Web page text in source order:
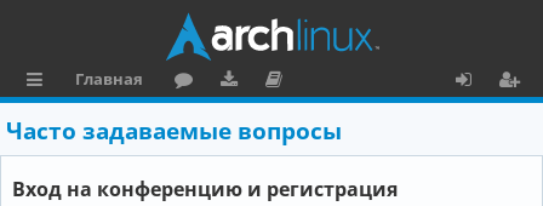
ы
л
Главная
ру
м
ру
зк
ку
м
о
и
Часто задаваемые вопросы
Вход на конференцию и регистрация